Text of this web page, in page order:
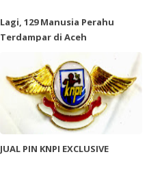
Lagi, 129 Manusia Perahu
Terdampar di Aceh
JUAL PIN KNPI EXCLUSIVE